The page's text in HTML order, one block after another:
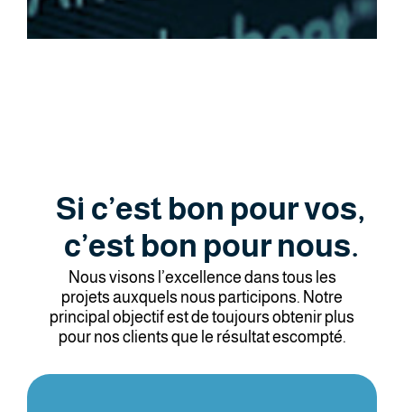
Si c’est bon pour vos,
c’est bon pour nous.
Nous visons l’excellence dans tous les
projets auxquels nous participons. Notre
principal objectif est de toujours obtenir plus
pour nos clients que le résultat escompté.